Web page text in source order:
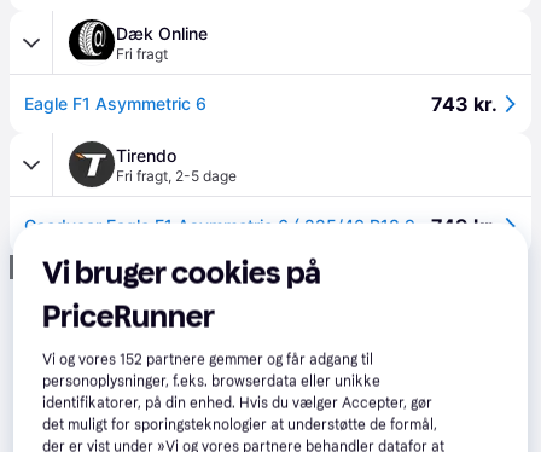
Dæk Online
Fri fragt
Eagle F1 Asymmetric 6 743 kr.
Tirendo
Fri fragt, 2-5 dage
749 kr.
Annonce
Vi bruger cookies på
PriceRunner
Vi og vores152 partnere gemmer og får adgang til
personoplysninger, f.eks. browserdata eller unikke
identifikatorer, på din enhed. Hvis du vælger Accepter, gør
det muligt for sporingsteknologier at understøtte de formål,
der er vist under »Vi og vores partnere behandler datafor at